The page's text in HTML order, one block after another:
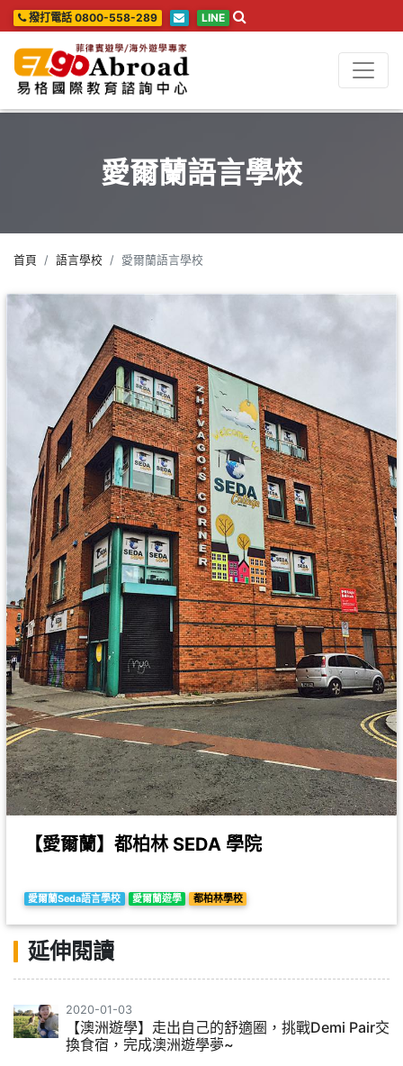
撥打電話 0800-558-289 LINE
愛爾蘭語言學校
首頁 語言學校 愛爾蘭語言學校
【愛爾蘭】都柏林 SEDA 學院
愛爾蘭Seda語言學校 愛爾蘭遊學 都柏林學校
延伸閱讀
2020-01-03
【澳洲遊學】走出自己的舒適圈，挑戰Demi Pair交
換食宿，完成澳洲遊學夢~